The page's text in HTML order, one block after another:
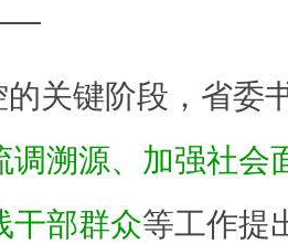
关键阶段，省委
调溯源、加强社会
干部群众等工作提